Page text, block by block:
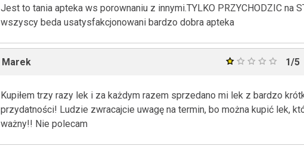
Jest to tania apteka ws porownaniu z innymi.TYLKO PRZYCHODZIC na
wszyscy beda usatysfakcjonowani bardzo dobra apteka
Marek 1/5
Kupiłem trzy razy lek i za każdym razem sprzedano mi lek z bardzo
przydatności! Ludzie zwracajcie uwagę na termin, bo można kupić lek,
ważny!! Nie polecam